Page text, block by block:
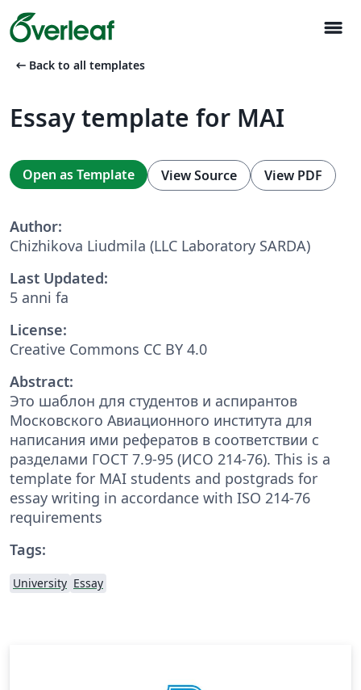
menu
arrow_left_alt Back to all templates
Essay template for MAI
Open as Template View Source View PDF
Author:
Chizhikova Liudmila (LLC Laboratory SARDA)
Last Updated:
5 anni fa
License:
Creative Commons CC BY 4.0
Abstract:
Это шаблон для студентов и аспирантов
Московского Авиационного института для
написания ими рефератов в соответствии с
разделами ГОСТ 7.9-95 (ИСО 214-76). This is a
template for MAI students and postgrads for
essay writing in accordance with ISO 214-76
requirements
Tags:
University Essay